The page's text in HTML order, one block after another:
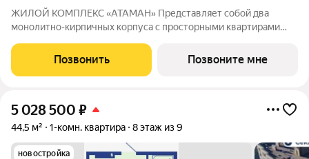
ЖИЛОЙ КОМПЛЕКС «АТАМАН» Представляет собой два
монолитно-кирпичных корпуса с просторными квартирами
территории организовано озеленение, детские и спортивные
площадки с зонами для отдыха. Рядом
Позвонить Позвоните мне
5 028 500 ₽
44,5 м² 1-комн. квартира 8 этаж из 9
новостройка